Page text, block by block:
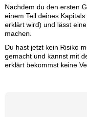
Nachdem du den ersten
einem Teil deines
erklärt wird) und lässt
machen.
Du hast jetzt kein Risiko
gemacht und kannst mit
erklärt bekommst keine